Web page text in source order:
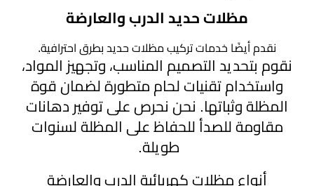
مظلات حديد الدرب والعارضة
نقدم أيضًا خدمات تركيب مظلات حديد بطرق احترافية.
نقوم بتحديد التصميم المناسب، وتجهيز المواد،
واستخدام تقنيات لحام متطورة لضمان قوة
المظلة وثباتها. نحن نحرص على توفير دهانات
مقاومة للصدأ للحفاظ على المظلة لسنوات
طويلة.
أنواع مظلات كهربائية الدرب والعارضة